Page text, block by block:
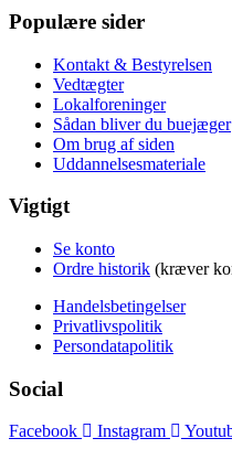
Populære sider
Kontakt & Bestyrelsen
Vedtægter
Lokalforeninger
Sådan bliver du buejæger
Om brug af siden
Uddannelsesmateriale
Vigtigt
Se konto
Ordre historik (kræver
Handelsbetingelser
Privatlivspolitik
Persondatapolitik
Social
Facebook Instagram